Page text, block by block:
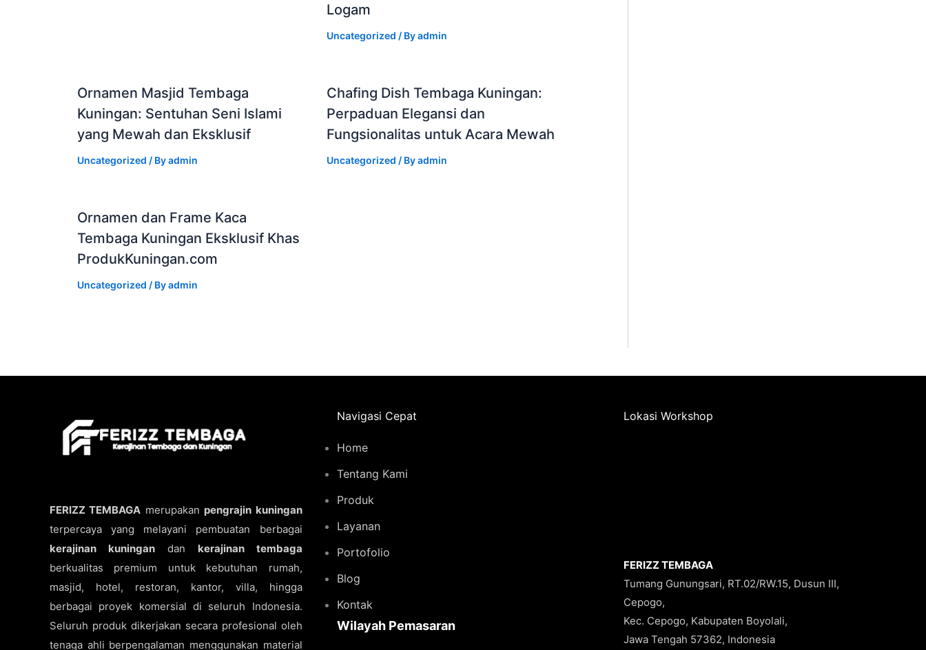
Logam
Uncategorized / Byadmin
Ornamen Masjid Tembaga
Kuningan: Sentuhan Seni Islami
yang Mewah dan Eksklusif
Uncategorized / Byadmin
Chafing Dish Tembaga Kuningan:
Perpaduan Elegansi dan
Fungsionalitas untuk Acara Mewah
Uncategorized / Byadmin
Ornamen dan Frame Kaca
Tembaga Kuningan Eksklusif Khas
ProdukKuningan.com
Uncategorized / Byadmin
FERIZZ TEMBAGA merupakan pengrajin kuningan
terpercaya yang melayani pembuatan berbagai
kerajinan kuningandan kerajinan tembaga
berkualitas premium untuk kebutuhan rumah,
masjid, hotel, restoran, kantor, villa, hingga
berbagai proyek komersial di seluruh Indonesia.
Seluruh produk dikerjakan secara profesional oleh
tenaga ahli berpengalaman menggunakan material
Navigasi Cepat
Home
Tentang Kami
Produk
Layanan
Portofolio
Blog
Kontak
Wilayah Pemasaran
Lokasi Workshop
FERIZZ TEMBAGA
Tumang Gunungsari, RT.02/RW.15, Dusun III,
Cepogo,
Kec. Cepogo, Kabupaten Boyolali,
Jawa Tengah 57362, Indonesia